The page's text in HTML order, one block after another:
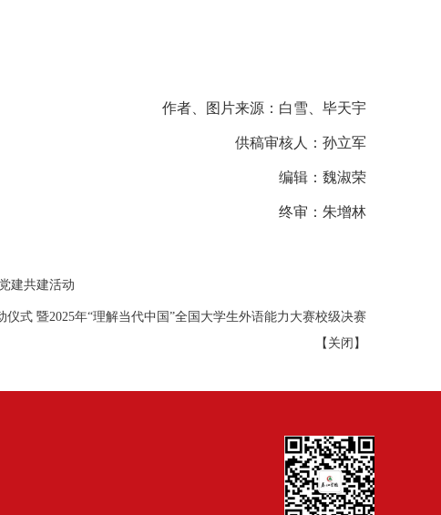
作者、图片来源：白雪、毕天宇
供稿审核人：孙立军
编辑：魏淑荣
终审：朱增林
建共建活动
式 暨2025年“理解当代中国”全国大学生外语能力大赛校级决赛
【 关闭 】